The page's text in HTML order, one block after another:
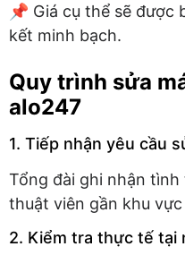
📌 Giá cụ thể sẽ được
kết minh bạch.
Quy trình sửa
alo247
1. Tiếp nhận yêu cầu
Tổng đài ghi nhận
thuật viên gần khu
2. Kiểm tra thực tế tại